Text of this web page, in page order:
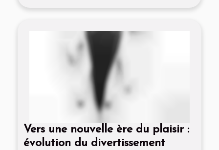
Vers une nouvelle ère du plaisir :
évolution du divertissement